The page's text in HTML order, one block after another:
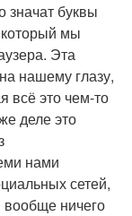
значат буквы
мы
Эта
нашему глазу,
всё это чем-то
деле это
нами
сетей,
ничего